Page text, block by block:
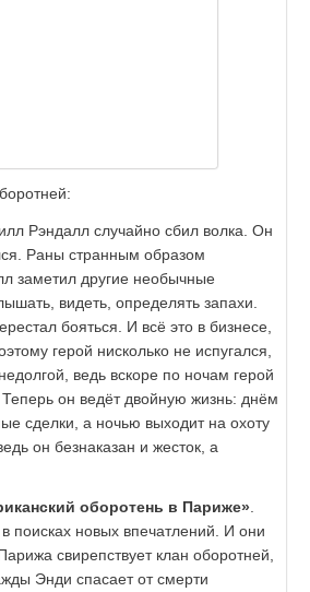
Рэндалл случайно сбил волка. Он
Раны странным образом
заметил другие необычные
видеть, определять запахи.
бояться. И всё это в бизнесе,
герой нисколько не испугался,
ведь вскоре по ночам герой
он ведёт двойную жизнь: днём
сделки, а ночью выходит на охоту
он безнаказан и жесток, а
оборотень в Париже»
поисках новых впечатлений. И они
свирепствует клан оборотней,
Энди спасает от смерти